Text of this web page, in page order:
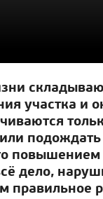
участка и
повышением
дело,
правильное